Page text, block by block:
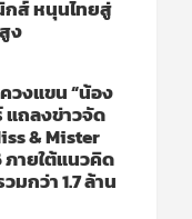
กส์ หนุนไทยสู่
ง
วงแขน “น้อง
แถลงข่าวจัด
& Mister
ายใต้แนวคิด
มกว่า 1.7 ล้าน